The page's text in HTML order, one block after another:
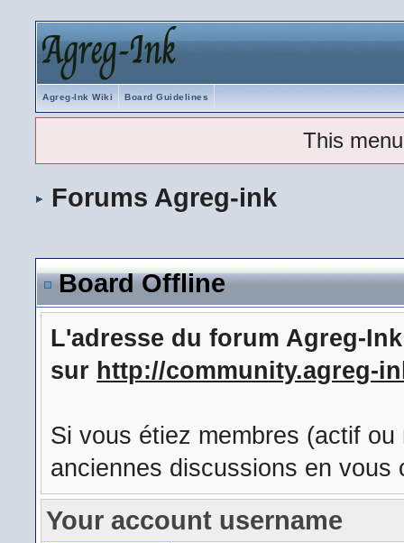
Agreg-Ink Wiki Board Guidelines
This
Forums Agreg-ink
Board Offline
L'adresse du forum Agreg-
sur http://community.agreg-
Si vous étiez membres (actif
anciennes discussions en
Your account username